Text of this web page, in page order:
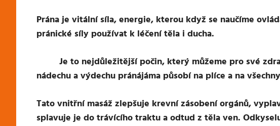
Prána je vitální síla, energie, kterou když se naučíme
pránické síly používat k léčení těla i ducha.
Je to nejdůležitější počin, který můžeme pro své
nádechu a výdechu pránájáma působí na plíce a na
Tato vnitřní masáž zlepšuje krevní zásobení orgánů,
splavuje je do trávícího traktu a odtud z těla ven.